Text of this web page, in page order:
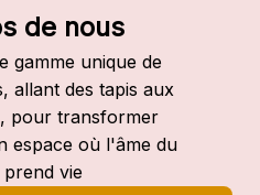
de nous
gamme unique de
allant des tapis aux
pour transformer
espace où l'âme du
vie